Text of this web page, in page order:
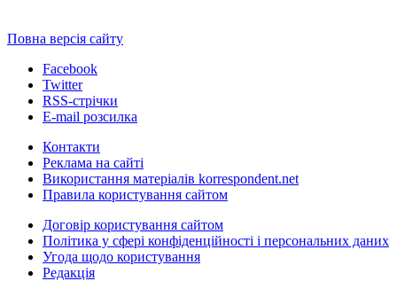
Повна версія сайту
Facebook
Twitter
RSS-стрічки
E-mail розсилка
Контакти
Реклама на сайті
Використання матеріалів korrespondent.net
Правила користування сайтом
Договір користування сайтом
Політика у сфері конфіденційності і персональних даних
Угода щодо користування
Редакція